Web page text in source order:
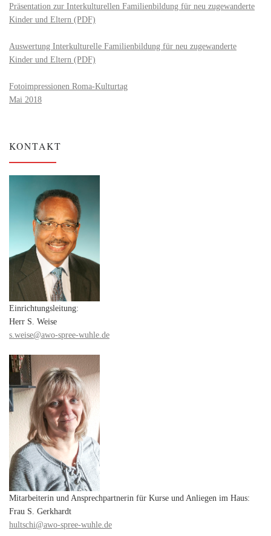
Präsentation zur Interkulturellen Familienbildung für neu zugewanderte
Kinder und Eltern (PDF)
Auswertung Interkulturelle Familienbildung für neu zugewanderte
Kinder und Eltern (PDF)
Fotoimpressionen Roma-Kulturtag
Mai 2018
KONTAKT
Einrichtungsleitung:
Herr S. Weise
s.weise@awo-spree-wuhle.de
Mitarbeiterin und Ansprechpartnerin für Kurse und Anliegen im Haus:
Frau S. Gerkhardt
hultschi@awo-spree-wuhle.de